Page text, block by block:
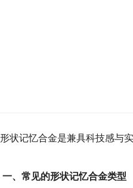
形状记忆合金是兼具科技感与
一、常见的形状记忆合金类型